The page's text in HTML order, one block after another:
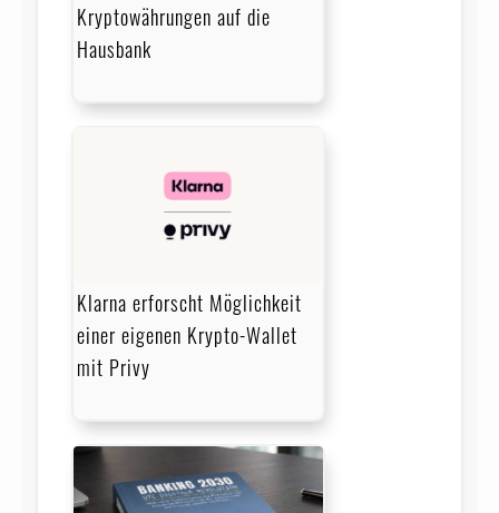
Kryptowährungen auf die
Hausbank
Klarna erforscht Möglichkeit
einer eigenen Krypto-Wallet
mit Privy